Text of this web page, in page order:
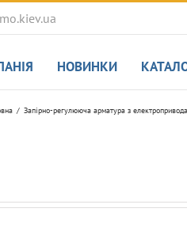
НОВИНКИ
Запірно-регулююча арматура з